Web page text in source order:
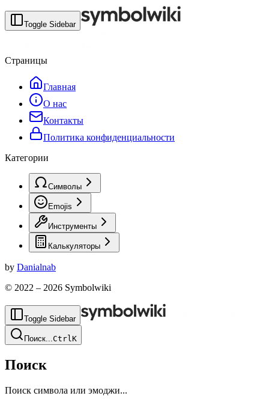
Toggle Sidebar
Страницы
Главная
О нас
Контакты
Политика конфиденциальности
Категории
Символы
Emojis
Инструменты
Калькуляторы
by Danialnab
© 2022 – 2026 Symbolwiki
Toggle Sidebar
Поиск...CtrlK
Поиск
Поиск символа или эмоджи...